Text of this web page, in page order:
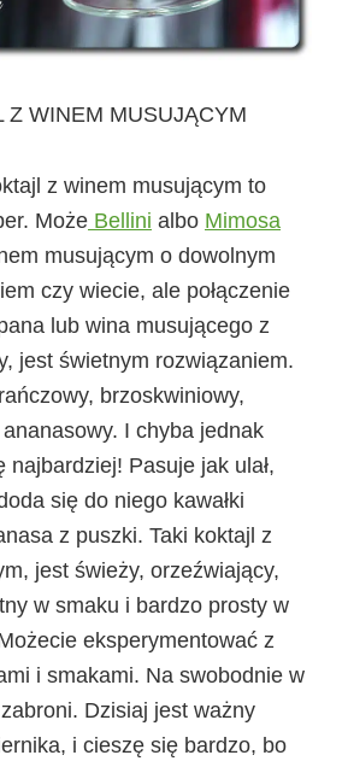
Z WINEM MUSUJĄCYM
z winem musującym to
Może Bellini albo Mimosa
musującym o dowolnym
czy wiecie, ale połączenie
lub wina musującego z
jest świetnym rozwiązaniem.
brzoskwiniowy,
I chyba jednak
najbardziej! Pasuje jak ulał,
się do niego kawałki
z puszki. Taki koktajl z
jest świeży, orzeźwiający,
w smaku i bardzo prosty w
eksperymentować z
i smakami. Na swobodnie w
Dzisiaj jest ważny
i cieszę się bardzo, bo